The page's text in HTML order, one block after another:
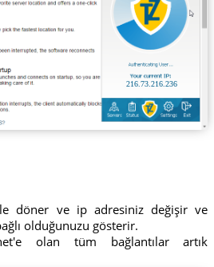
216.73.216.236
döner ve ip adresiniz değişir ve
olduğunuzu gösterir.
olan tüm bağlantılar artık